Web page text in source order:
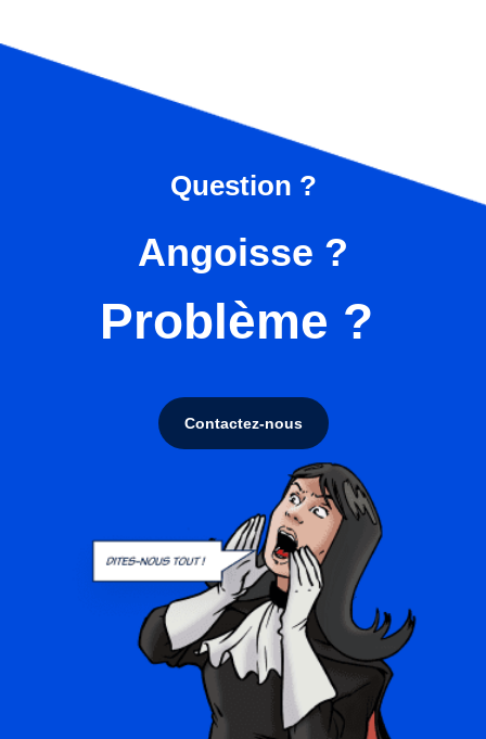
Question ?
Angoisse ?
Problème ?
Contactez-nous